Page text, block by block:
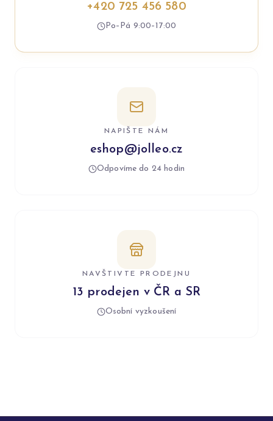
+420 725 456 580
Po–Pá 9:00–17:00
NAPIŠTE NÁM
eshop@jolleo.cz
Odpovíme do 24 hodin
NAVŠTIVTE PRODEJNU
13 prodejen v ČR a SR
Osobní vyzkoušení